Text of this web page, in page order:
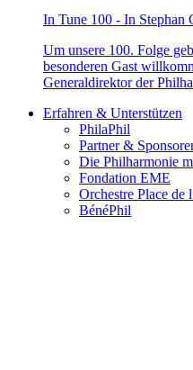
In Tune 100 - In Stephan
Um unsere 100. Folge
besonderen Gast
Generaldirektor der
Erfahren & Unterstützen
PhilaPhil
Partner &
Die Philharmonie
Fondation EME
Orchestre Place de
BénéPhil